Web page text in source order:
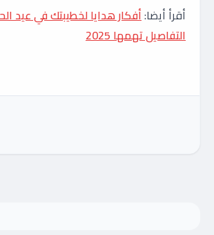
أقرأ أيضا:أفكار هدايا لخطيبتك في عيد
التفاصيل تهمها 2025